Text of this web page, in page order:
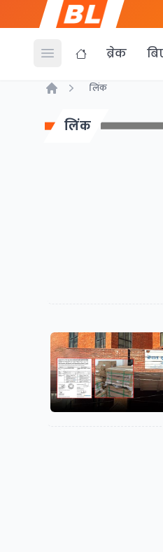
Open menu ब्रेक
लिंक
लिंक